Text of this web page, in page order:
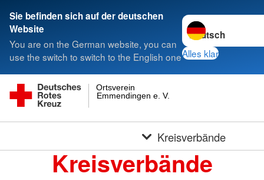
Sie befinden sich auf der deutschen
Website
You are on the German website, you can
use the switch to switch to the English one
Sprache wechseln
Alles klar
Emmendingen e. V.
Ortsverein
Kreisverbände
Kreisverbände